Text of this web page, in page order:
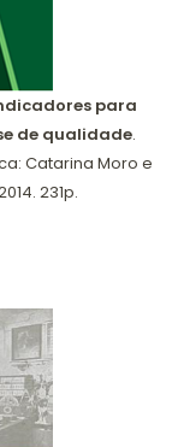
para
de qualidade.
Catarina Moro e
231p.